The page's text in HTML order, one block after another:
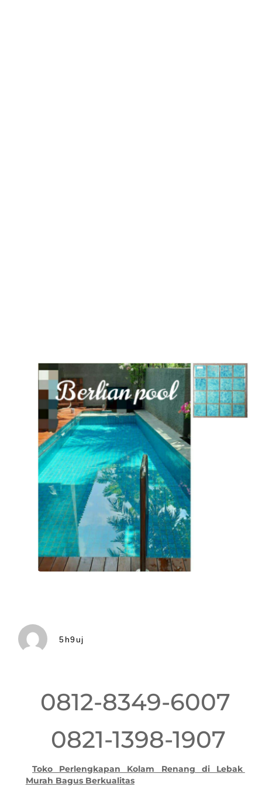
5h9uj
0812-8349-6007
0821-1398-1907
Toko Perlengkapan Kolam Renang di Lebak
Murah Bagus Berkualitas